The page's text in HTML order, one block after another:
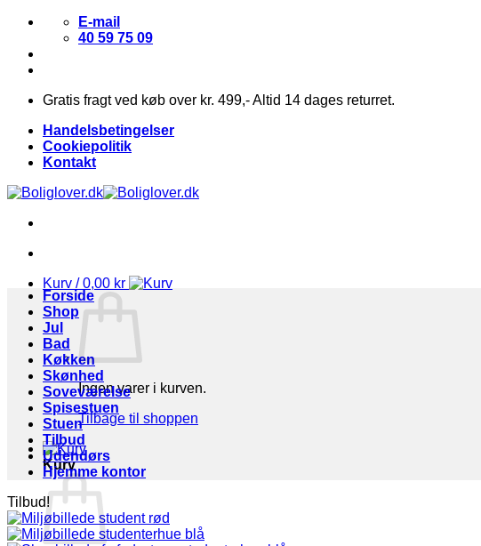
Fortsæt
indhold
E-mail
40 59 75 09
Gratis fragt ved køb over kr. 499,- Altid 14 dages returret.
Handelsbetingelser
Cookiepolitik
Kontakt
Kurv /0,00 kr
Ingen varer i kurven.
Tilbage til shoppen
Kurv
Forside
Shop
Jul
Bad
Køkken
Skønhed
Soveværelse
Spisestuen
Stuen
Tilbud
Udendørs
Hjemme kontor
Tilbud!